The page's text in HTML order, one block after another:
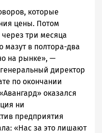
которые
цены. Потом
три месяца
мазут в полтора-два
на рынке», —
директор
по окончании
оказался
ни
предприятия
«Нас за это лишают